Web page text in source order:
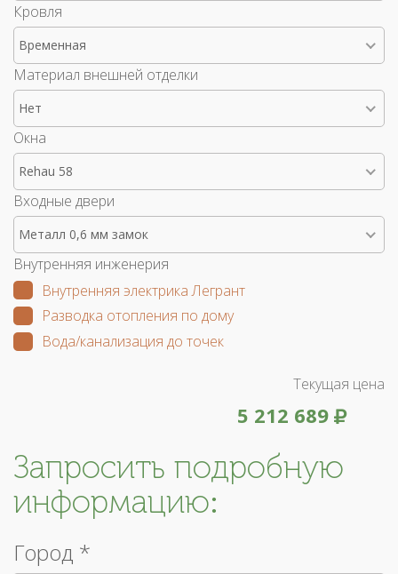
Кровля
Временная
Материал внешней отделки
Нет
Окна
Rehau 58
Входные двери
Металл 0,6 мм замок
Внутренняя инженерия
Внутренняя электрика Легрант
Разводка отопления по дому
Вода/канализация до точек
Текущая цена
5 212 689
Запросить подробную
информацию:
Город *